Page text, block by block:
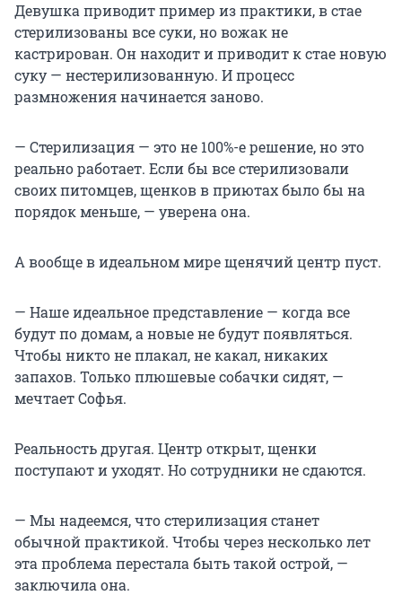
Девушка приводит пример из практики, в стае
стерилизованы все суки, но вожак не
кастрирован. Он находит и приводит к стае новую
суку — нестерилизованную. И процесс
размножения начинается заново.
— Стерилизация — это не 100%-е решение, но это
реально работает. Если бы все стерилизовали
своих питомцев, щенков в приютах было бы на
порядок меньше, — уверена она.
А вообще в идеальном мире щенячий центр пуст.
— Наше идеальное представление — когда все
будут по домам, а новые не будут появляться.
Чтобы никто не плакал, не какал, никаких
запахов. Только плюшевые собачки сидят, —
мечтает Софья.
Реальность другая. Центр открыт, щенки
поступают и уходят. Но сотрудники не сдаются.
— Мы надеемся, что стерилизация станет
обычной практикой. Чтобы через несколько лет
эта проблема перестала быть такой острой, —
заключила она.